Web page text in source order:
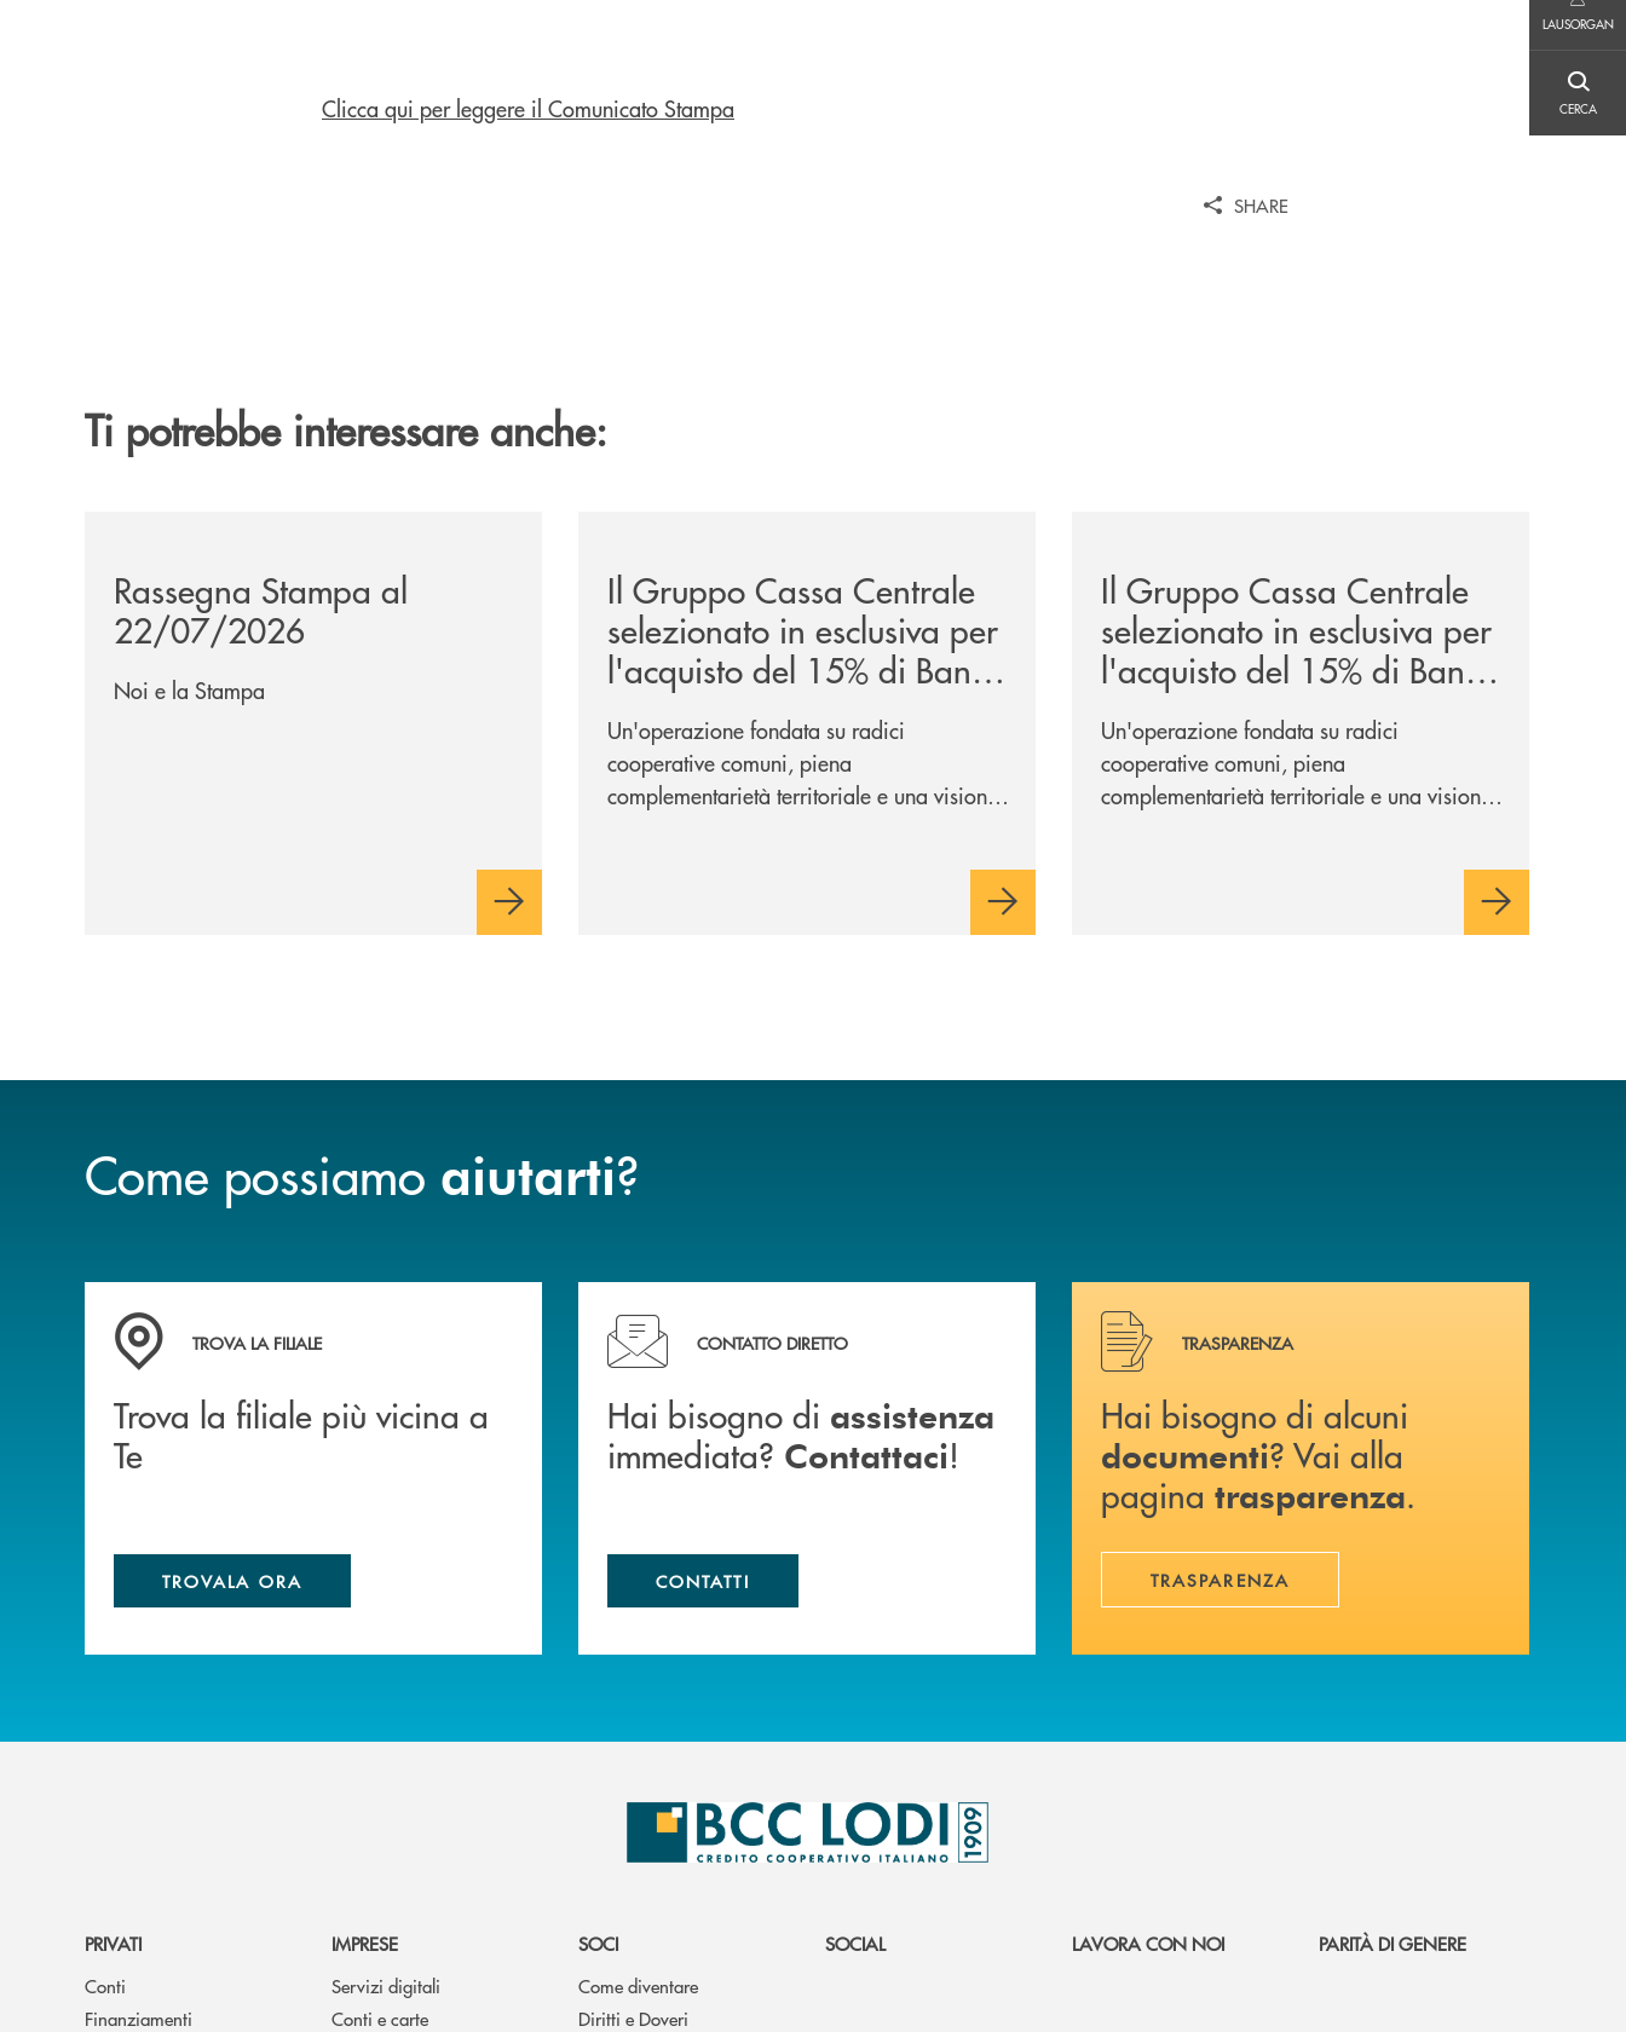
LAUSORGAN
CERCA
Clicca qui per leggere il Comunicato Stampa
SHARE
Ti potrebbe interessare anche:
Rassegna Stampa al
22/07/2026
Noi e la Stampa
Il Gruppo Cassa Centrale
selezionato in esclusiva per
l'acquisto del 15% di Banca
Cambiano 1884
Un'operazione fondata su radici
cooperative comuni, piena
complementarietà territoriale e una visione
Il Gruppo Cassa Centrale
selezionato in esclusiva per
l'acquisto del 15% di Banca
Cambiano 1884
Un'operazione fondata su radici
cooperative comuni, piena
complementarietà territoriale e una visione
Come possiamo aiutarti?
Trova la filiale più vicina a Te
TROVA LA FILIALE
Trova la filiale più vicina a
Te
TROVALA ORA
Hai bisogno di assistenza immediata? Contattaci !
CONTATTO DIRETTO
Hai bisogno di assistenza
immediata? Contattaci!
CONTATTI
Hai bisogno di alcuni documenti ? Vai alla pagina
TRASPARENZA
Hai bisogno di alcuni
documenti? Vai alla
pagina trasparenza.
TRASPARENZA
PRIVATI
Conti
Finanziamenti
IMPRESE
Servizi digitali
Conti e carte
SOCI
Come diventare
Diritti e Doveri
SOCIAL LAVORA CON NOI PARITÀ DI GENERE